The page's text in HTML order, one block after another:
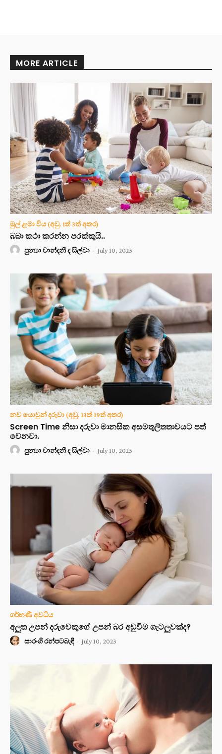
MORE ARTICLE
මුල් ළමා විය (අවු. 1ත් 3ත් අතර)
බබා කථා කරන්න පරක්කුයි..
පුන්‍යා චාන්දනී ද සිල්වා - July 10, 2023
නව යොවුන් දරුවා (අවු. 13ත් 19ත් අතර)
Screen Time නිසා දරුවා මානසික අසමතුලිතතාවයට පත්
වෙනවා.
පුන්‍යා චාන්දනී ද සිල්වා - July 10, 2023
ගර්භණී අවධිය
අලුත උපන් දරුවෙකුගේ උපන් බර අඩුවීම ගැටලුවක්ද?
සාරංගි රන්පටබැඳි - July 10, 2023